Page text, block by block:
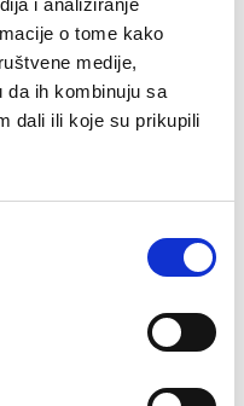
i analiziranje
o tome kako
medije,
da ih kombinuju sa
dali ili koje su prikupili
za sve korisnike
stabilnost prilikom